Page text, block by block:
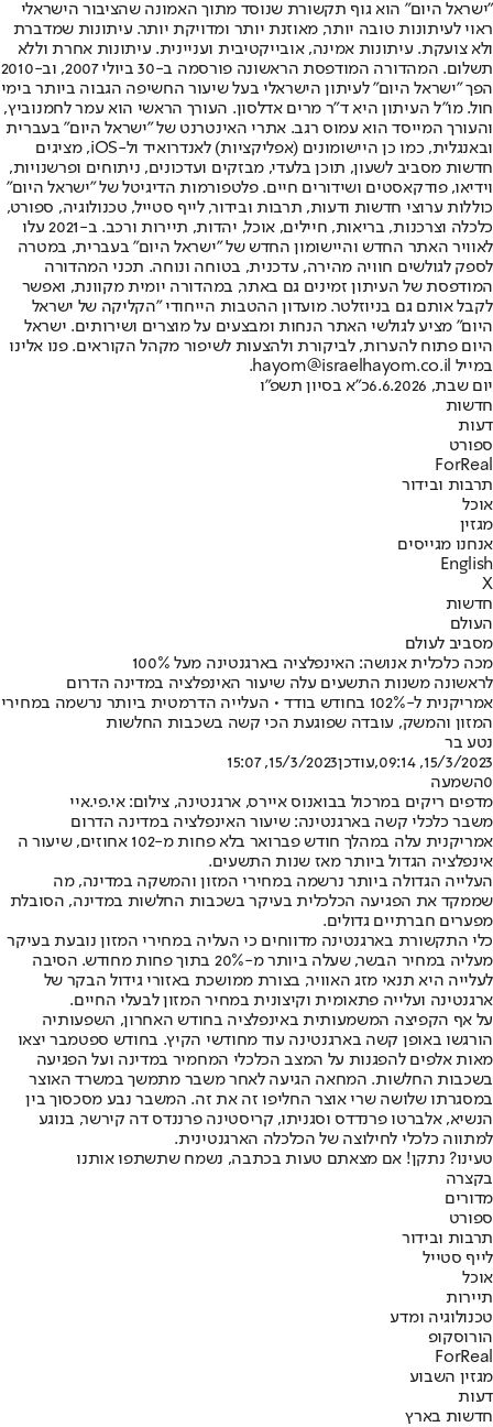
"ישראל היום" הוא גוף תקשורת שנוסד מתוך האמונה שהציבור הישראלי
ראוי לעיתונות טובה יותר, מאוזנת יותר ומדויקת יותר. עיתונות שמדברת
ולא צועקת. עיתונות אמינה, אובייקטיבית ועניינית. עיתונות אחרת וללא
תשלום. המהדורה המודפסת הראשונה פורסמה ב-30 ביולי 2007, וב-2010
הפך "ישראל היום" לעיתון הישראלי בעל שיעור החשיפה הגבוה ביותר בימי
חול. מו"ל העיתון היא ד"ר מרים אדלסון. העורך הראשי הוא עמר לחמנוביץ,
והעורך המייסד הוא עמוס רגב. אתרי האינטרנט של "ישראל היום" בעברית
ובאנגלית, כמו כן היישומונים (אפליקציות) לאנדרואיד ול-iOS, מציגים
חדשות מסביב לשעון, תוכן בלעדי, מבזקים ועדכונים, ניתוחים ופרשנויות,
וידיאו, פודקאסטים ושידורים חיים. פלטפורמות הדיגיטל של "ישראל היום"
כוללות ערוצי חדשות ודעות, תרבות ובידור, לייף סטייל, טכנולוגיה, ספורט,
כלכלה וצרכנות, בריאות, חיילים, אוכל, יהדות, תיירות ורכב. ב-2021 עלו
לאוויר האתר החדש והיישומון החדש של "ישראל היום" בעברית, במטרה
לספק לגולשים חוויה מהירה, עדכנית, בטוחה ונוחה. תכני המהדורה
המודפסת של העיתון זמינים גם באתר, במהדורה יומית מקוונת, ואפשר
לקבל אותם גם בניוזלטר. מועדון ההטבות הייחודי "הקליקה של ישראל
היום" מציע לגולשי האתר הנחות ומבצעים על מוצרים ושירותים. ישראל
היום פתוח להערות, לביקורת ולהצעות לשיפור מקהל הקוראים. פנו אלינו
במייל hayom@israelhayom.co.il.
יום שבת, 6.6.2026
כ"א בסיון תשפ"ו
חדשות
דעות
ספורט
ForReal
תרבות ובידור
אוכל
מגזין
אנחנו מגייסים
English
X
חדשות
העולם
מסביב לעולם
מכה כלכלית אנושה: האינפלציה בארגנטינה מעל 100%
לראשונה משנות התשעים עלה שיעור האינפלציה במדינה הדרום
אמריקנית ל-102% בחודש בודד • העלייה הדרמטית ביותר נרשמה במחירי
המזון והמשק, עובדה שפוגעת הכי קשה בשכבות החלשות
נטע בר
15/3/2023, 09:14
,עודכן15/3/2023, 15:07
0השמעה
מדפים ריקים במרכול בבואנוס איירס, ארגנטינה, צילום: אי.פי.איי
משבר כלכלי קשה בארגנטינה: שיעור האינפלציה במדינה הדרום
אמריקנית עלה במהלך חודש פברואר בלא פחות מ-102 אחוזים, שיעור ה
אינפלציה הגדול ביותר מאז שנות התשעים.
העלייה הגדולה ביותר נרשמה במחירי המזון והמשקה במדינה, מה
שממקד את הפגיעה הכלכלית בעיקר בשכבות החלשות במדינה, הסובלת
מפערים חברתיים גדולים.
כלי התקשורת בארגנטינה מדווחים כי העליה במחירי המזון נובעת בעיקר
מעליה במחיר הבשר, שעלה ביותר מ-20% בתוך פחות מחודש. הסיבה
לעלייה היא תנאי מזג האוויר, בצורת ממושכת באזורי גידול הבקר של
ארגנטינה ועלייה פתאומית וקיצונית במחיר המזון לבעלי החיים.
על אף הקפיצה המשמעותית באינפלציה בחודש האחרון, השפעותיה
הורגשו באופן קשה בארגנטינה עוד מחודשי הקיץ. בחודש ספטמבר יצאו
מאות אלפים להפגנות על המצב הכלכלי המחמיר במדינה ועל הפגיעה
בשכבות החלשות. המחאה הגיעה לאחר משבר מתמשך במשרד האוצר
במסגרתו שלושה שרי אוצר החליפו זה את זה. המשבר נבע מסכסוך בין
הנשיא, אלברטו פרנדדס וסגניתו, קריסטינה פרננדס דה קירשר, בנוגע
למתווה כלכלי לחילוצה של הכלכלה הארגנטינית.
טעינו? נתקן! אם מצאתם טעות בכתבה, נשמח שתשתפו אותנו
בקצרה
מדורים
ספורט
תרבות ובידור
לייף סטייל
אוכל
תיירות
טכנולוגיה ומדע
הורוסקופ
ForReal
מגזין השבוע
דעות
חדשות בארץ